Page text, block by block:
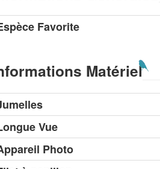
Favorite
Matériel
Vue
Photo